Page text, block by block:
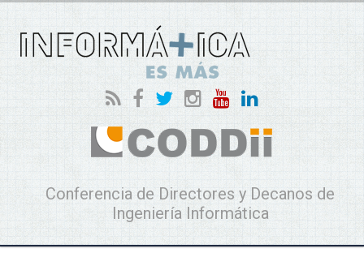
Conferencia de Directores y Decanos de
Ingeniería Informática